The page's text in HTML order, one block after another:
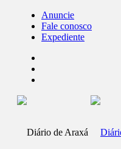
Anuncie
Fale conosco
Expediente